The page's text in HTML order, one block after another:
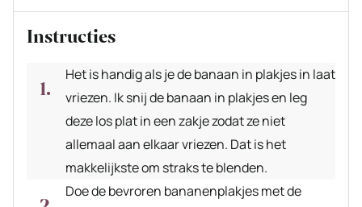
Instructies
Het is handig als je de banaan in plakjes in laat
vriezen. Ik snij de banaan in plakjes en leg
deze los plat in een zakje zodat ze niet
allemaal aan elkaar vriezen. Dat is het
makkelijkste om straks te blenden.
Doe de bevroren bananenplakjes met de